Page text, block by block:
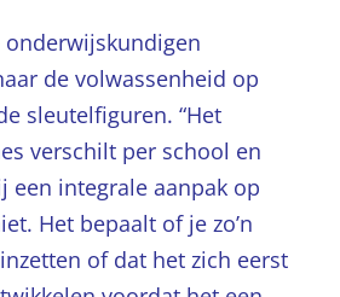
onderwijskundigen
de volwassenheid op
sleutelfiguren. “Het
verschilt per school en
een integrale aanpak op
Het bepaalt of je zo’n
of dat het zich eerst